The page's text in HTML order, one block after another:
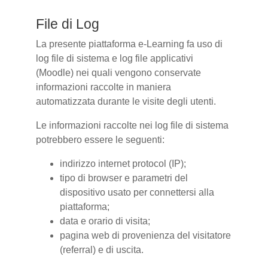
File di Log
La presente piattaforma e-Learning fa uso di
log file di sistema e log file applicativi
(Moodle) nei quali vengono conservate
informazioni raccolte in maniera
automatizzata durante le visite degli utenti.
Le informazioni raccolte nei log file di sistema
potrebbero essere le seguenti:
indirizzo internet protocol (IP);
tipo di browser e parametri del
dispositivo usato per connettersi alla
piattaforma;
data e orario di visita;
pagina web di provenienza del visitatore
(referral) e di uscita.